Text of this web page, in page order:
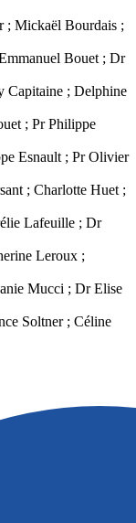
; Mickaël Bourdais ;
Bouet ; Dr
Capitaine ; Delphine
; Pr Philippe
Esnault ; Pr Olivier
; Charlotte Huet ;
Lafeuille ; Dr
Leroux ;
Mucci ; Dr Elise
Soltner ; Céline